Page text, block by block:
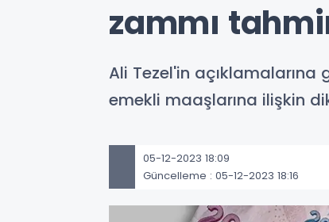
zammı
Ali Tezel'in açıklamalarına
emekli maaşlarına ilişkin
05-12-2023 18:09
Güncelleme : 05-12-2023 18:16